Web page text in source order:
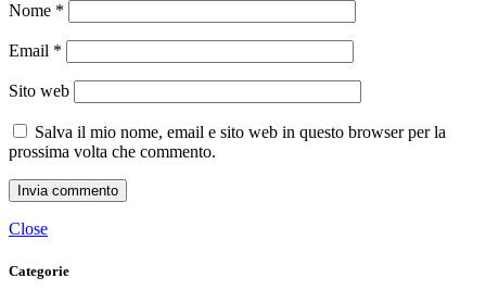
Nome *
Email *
Sito web
Salva il mio nome, email e sito web in questo browser per la
prossima volta che commento.
Close
Categorie